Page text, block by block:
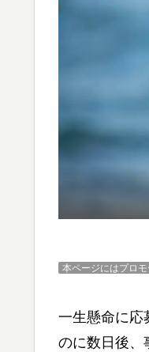
本ページにはプロモ
一生懸命に応
のに数日後、